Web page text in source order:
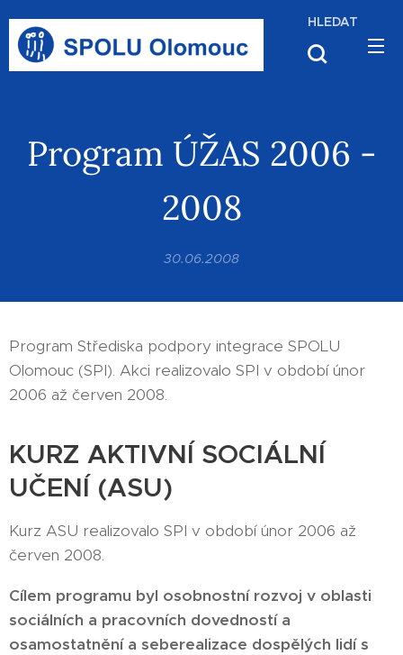
HLEDAT
Program ÚŽAS 2006 -
2008
30.06.2008
Program Střediska podpory integrace SPOLU
Olomouc (SPI). Akci realizovalo SPI v období únor
2006 až červen 2008.
KURZ AKTIVNÍ SOCIÁLNÍ
UČENÍ (ASU)
Kurz ASU realizovalo SPI v období únor 2006 až
červen 2008.
Cílem programu byl osobnostní rozvoj v oblasti
sociálních a pracovních dovedností a
osamostatnění a seberealizace dospělých lidí s